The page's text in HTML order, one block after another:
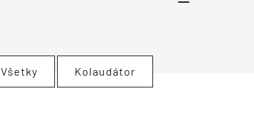
Všetky Kolaudátor